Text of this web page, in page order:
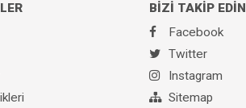
BİZİ TAKİP EDİN
Facebook
Twitter
Instagram
Sitemap